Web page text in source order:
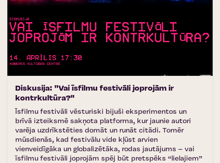
Diskusija: ''Vai īsfilmu festivāli joprojām ir
kontrkultūra?"
Īsfilmu festivāli vēsturiski bijuši eksperimentos un
brīvā izteiksmē sakņota platforma, kur jaunie autori
varēja uzdrīkstēties domāt un runāt citādi. Tomēr
mūsdienās, kad festivālu vide kļūst arvien
vienveidīgāka un globalizētāka, rodas jautājums – vai
īsfilmu festivāli joprojām spēj būt pretspēks “lielajiem”